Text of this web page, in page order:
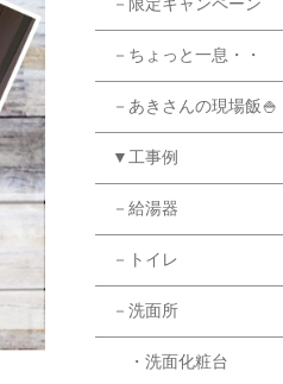
－限定キャンペーン
－ちょっと一息・・
－あきさんの現場飯🍚
▼工事例
－給湯器
－トイレ
－洗面所
・洗面化粧台